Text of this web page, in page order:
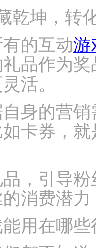
乾坤，转
的互动游
品作为
活。
身的营
卡券，
，引导
消费潜
用在哪